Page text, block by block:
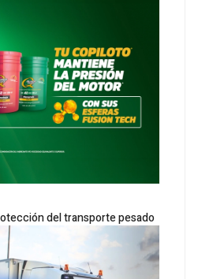
del transporte pesado